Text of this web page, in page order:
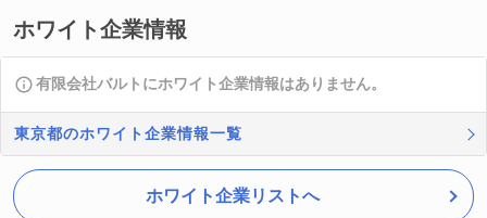
ホワイト企業情報
有限会社バルトにホワイト企業情報はありません。
東京都のホワイト企業情報一覧
ホワイト企業リストへ